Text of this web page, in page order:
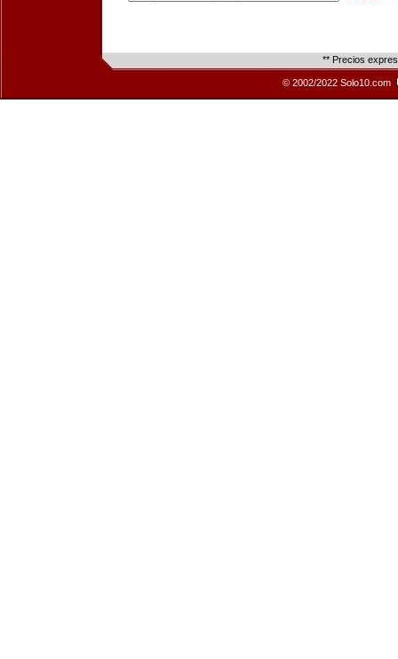
** Precios
© 2002/2022 Solo10.com